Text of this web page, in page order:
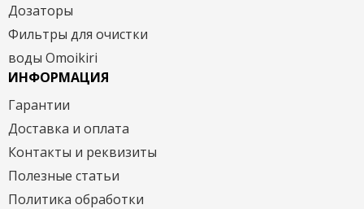
Дозаторы
Фильтры для очистки
воды Omoikiri
ИНФОРМАЦИЯ
Гарантии
Доставка и оплата
Контакты и реквизиты
Полезные статьи
Политика обработки